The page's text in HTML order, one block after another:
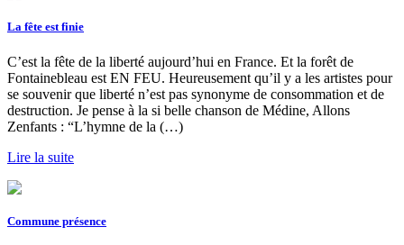
La fête est finie
C’est la fête de la liberté aujourd’hui en France. Et la forêt de
Fontainebleau est EN FEU. Heureusement qu’il y a les artistes pour
se souvenir que liberté n’est pas synonyme de consommation et de
destruction. Je pense à la si belle chanson de Médine, Allons
Zenfants : “L’hymne de la (…)
Lire la suite
Commune présence